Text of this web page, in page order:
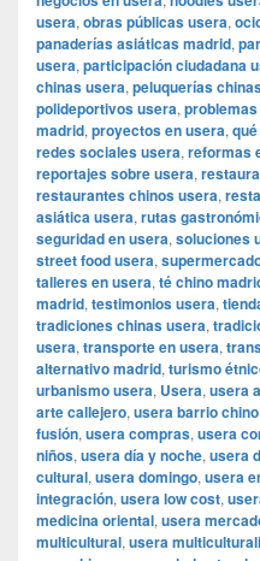
usera, obras públicas usera,
panaderías asiáticas madrid,
usera, participación ciudadana
chinas usera, peluquerías
polideportivos usera,
madrid, proyectos en usera,
redes sociales usera, reformas
reportajes sobre usera,
restaurantes chinos usera,
asiática usera, rutas
seguridad en usera, soluciones
street food usera,
talleres en usera, té chino
madrid, testimonios usera,
tradiciones chinas usera,
usera, transporte en usera,
alternativo madrid, turismo
urbanismo usera, Usera, usera
arte callejero, usera barrio chino
fusión, usera compras, usera
niños, usera día y noche, usera
cultural, usera domingo, usera
integración, usera low cost,
medicina oriental, usera
multicultural, usera